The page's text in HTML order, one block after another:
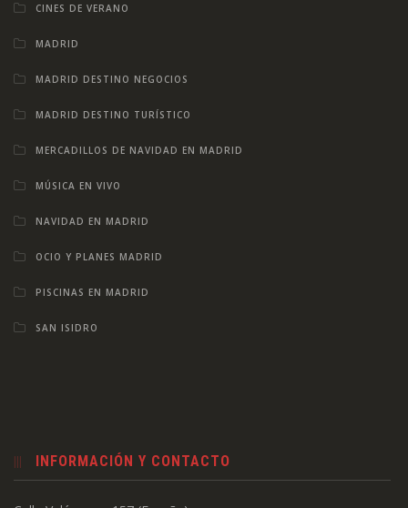
CINES DE VERANO
MADRID
MADRID DESTINO NEGOCIOS
MADRID DESTINO TURÍSTICO
MERCADILLOS DE NAVIDAD EN MADRID
MÚSICA EN VIVO
NAVIDAD EN MADRID
OCIO Y PLANES MADRID
PISCINAS EN MADRID
SAN ISIDRO
INFORMACIÓN Y CONTACTO